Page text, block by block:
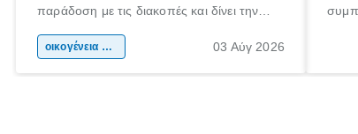
παράδοση με τις διακοπές και δίνει την
χώρας. Είτε πρόκειται για λίγες μέρες
οικογένεια & παιδί 03 Αύγ 2026